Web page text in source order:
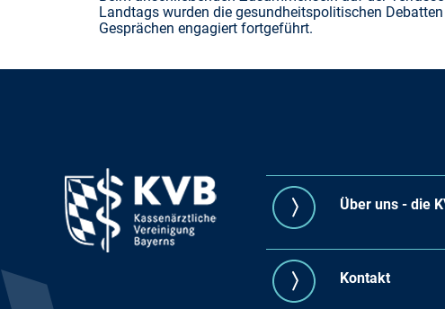
Landtags wurden die gesundheitspolitischen
Gesprächen engagiert fortgeführt.
Über uns - die
Kontakt